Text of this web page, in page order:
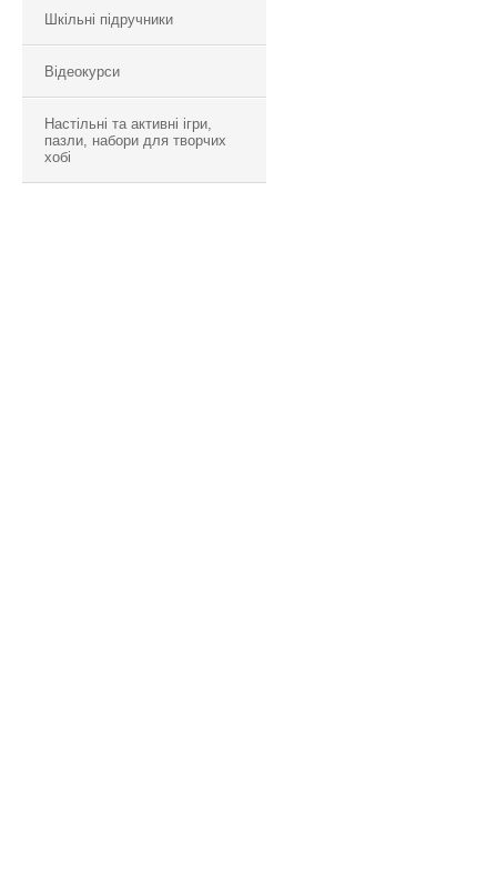
Шкільні підручники
Відеокурси
Настільні та активні ігри,
пазли, набори для творчих
хобі